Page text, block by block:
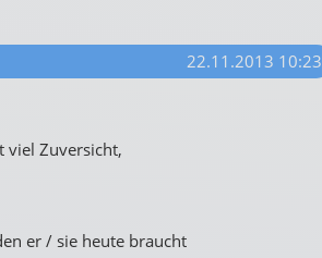
22.11.2013 10:23
viel Zuversicht,
er / sie heute braucht